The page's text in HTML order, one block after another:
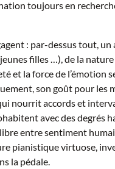
toujours en
: par-dessus tout, un
filles …), de la
et la force de l’émotion
son goût pour les
nourrit accords et
avec des degrés
entre sentiment
pianistique virtuose,
la pédale.